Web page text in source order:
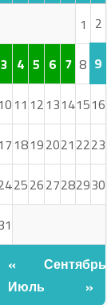
1 2
3 4 5 6 7 8 9
11 1213141516
18192021 2223
252627282930
«
Июль
Сентябрь
»